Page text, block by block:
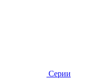
Серии